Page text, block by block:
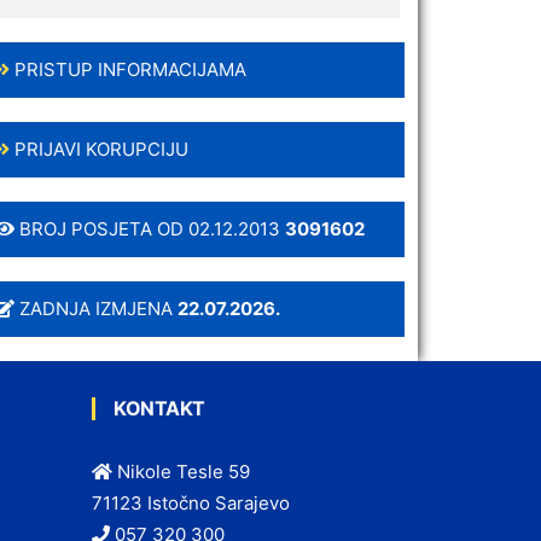
PRISTUP INFORMACIJAMA
PRIJAVI KORUPCIJU
BROJ POSJETA OD 02.12.2013 3091602
ZADNJA IZMJENA 22.07.2026.
KONTAKT
Nikole Tesle 59
71123 Istočno Sarajevo
057 320 300